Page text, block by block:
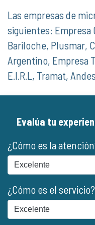
Las empresas de
siguientes: Empresa
Bariloche, Plusmar,
Argentino, Empresa
E.I.R.L, Tramat,
Evalúa tu
¿Cómo es la
¿Cómo es el servicio?